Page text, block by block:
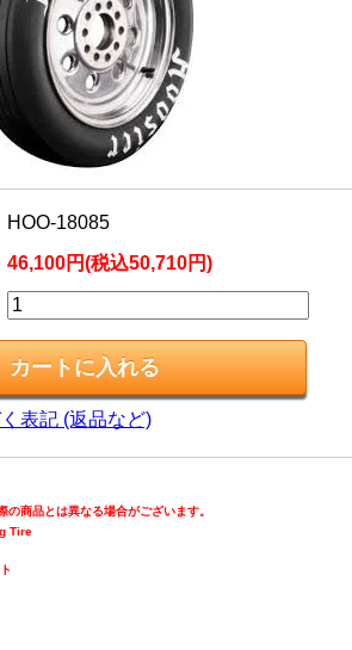
HOO-18085
46,100円(税込50,710円)
表記 (返品など)
商品とは異なる場合がございます。
Tire